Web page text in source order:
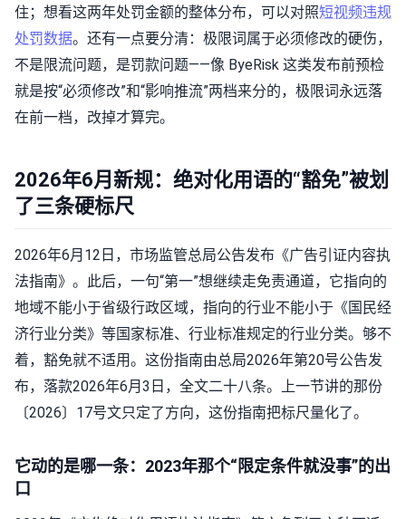
住；想看这两年处罚金额的整体分布，可以对照短视频违规
处罚数据。还有一点要分清：极限词属于必须修改的硬伤，
不是限流问题，是罚款问题——像 ByeRisk 这类发布前预检
就是按“必须修改”和“影响推流”两档来分的，极限词永远落
在前一档，改掉才算完。
2026年6月新规：绝对化用语的“豁免”被划
了三条硬标尺
2026年6月12日，市场监管总局公告发布《广告引证内容执
法指南》。此后，一句“第一”想继续走免责通道，它指向的
地域不能小于省级行政区域，指向的行业不能小于《国民经
济行业分类》等国家标准、行业标准规定的行业分类。够不
着，豁免就不适用。这份指南由总局2026年第20号公告发
布，落款2026年6月3日，全文二十八条。上一节讲的那份
〔2026〕17号文只定了方向，这份指南把标尺量化了。
它动的是哪一条：2023年那个“限定条件就没事”的出
口